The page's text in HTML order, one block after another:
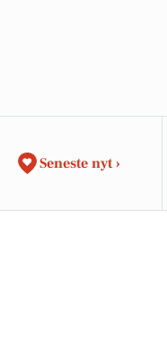
Seneste nyt ›